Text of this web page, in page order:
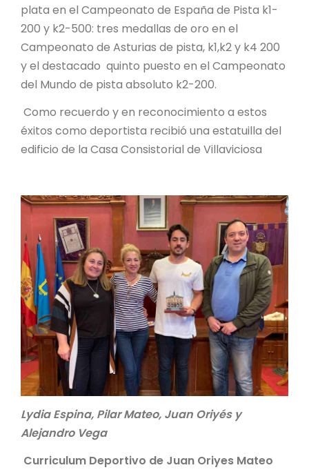
plata en el Campeonato de España de Pista k1-
200 y k2-500: tres medallas de oro en el
Campeonato de Asturias de pista, k1,k2 y k4 200
y el destacado quinto puesto en el Campeonato
del Mundo de pista absoluto k2-200.
Como recuerdo y en reconocimiento a estos
éxitos como deportista recibió una estatuilla del
edificio de la Casa Consistorial de Villaviciosa
Lydia Espina, Pilar Mateo, Juan Oriyés y
Alejandro Vega
Curriculum Deportivo de Juan Oriyes Mateo